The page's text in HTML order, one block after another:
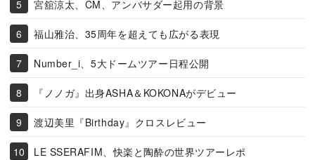
宮舘涼太、CM、アンバサダー起用の背景
福山雅治、35周年を超えても広がる表現
Number_i、5大ドームツアー日程公開
『ノノガ』出身ASHA＆KOKONAがデビュー
渡辺美里『Birthday』クロスレビュー
LE SSERAFIM、快楽と陶酔の世界ツアーレポ